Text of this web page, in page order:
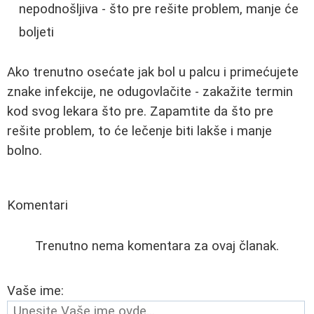
nepodnošljiva - što pre rešite problem, manje će
boljeti
Ako trenutno osećate jak bol u palcu i primećujete
znake infekcije, ne odugovlačite - zakažite termin
kod svog lekara što pre. Zapamtite da što pre
rešite problem, to će lečenje biti lakše i manje
bolno.
Komentari
Trenutno nema komentara za ovaj članak.
Vaše ime: